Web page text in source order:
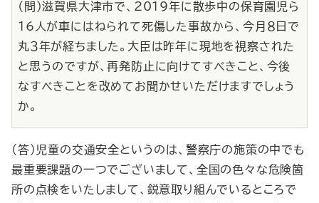
（問）滋賀県大津市で、2019年に散歩中の保育園児ら
16人が車にはねられて死傷した事故から、今月８日で
丸３年が経ちました。大臣は昨年に現地を視察された
と思うのですが、再発防止に向けてすべきこと、今後
なすべきことを改めてお聞かせいただけますでしょう
か。
（答）児童の交通安全というのは、警察庁の施策の中でも
最重要課題の一つでございまして、全国の色々な危険箇
所の点検をいたしまして、鋭意取り組んでいるところで